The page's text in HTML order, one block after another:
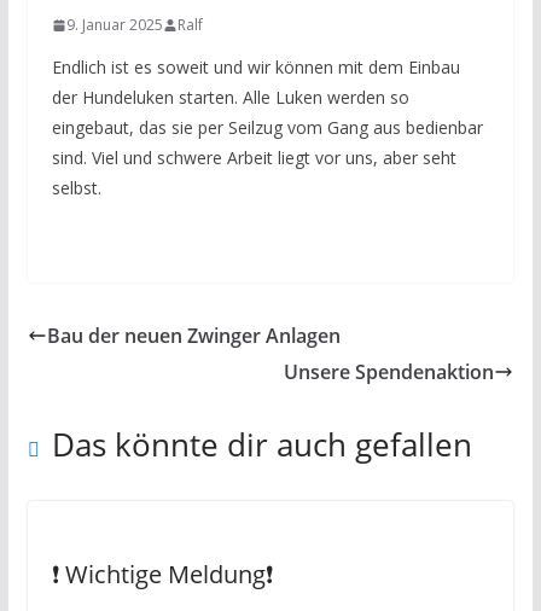
9. Januar 2025 Ralf
Endlich ist es soweit und wir können mit dem Einbau
der Hundeluken starten. Alle Luken werden so
eingebaut, das sie per Seilzug vom Gang aus bedienbar
sind. Viel und schwere Arbeit liegt vor uns, aber seht
selbst.
Bau der neuen Zwinger Anlagen
Unsere Spendenaktion
Das könnte dir auch gefallen
❗️ Wichtige Meldung❗️